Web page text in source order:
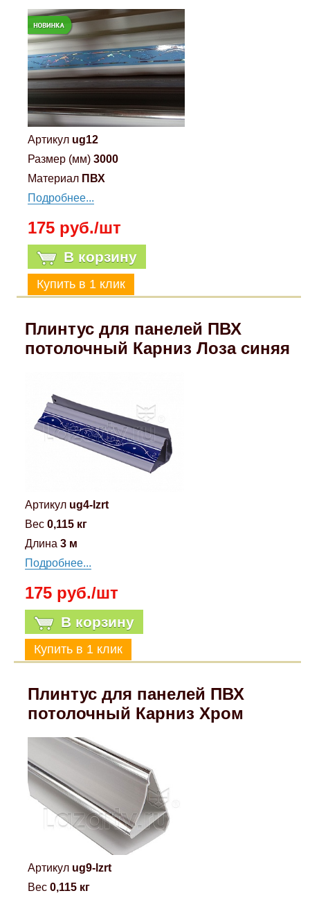
Артикул ug12
Размер (мм) 3000
Материал ПВХ
Подробнее...
175 руб./шт
В корзину
Плинтус для панелей ПВХ
потолочный Карниз Лоза синяя
Артикул ug4-lzrt
Вес 0,115 кг
Длина 3 м
Подробнее...
175 руб./шт
В корзину
Плинтус для панелей ПВХ
потолочный Карниз Хром
Артикул ug9-lzrt
Вес 0,115 кг